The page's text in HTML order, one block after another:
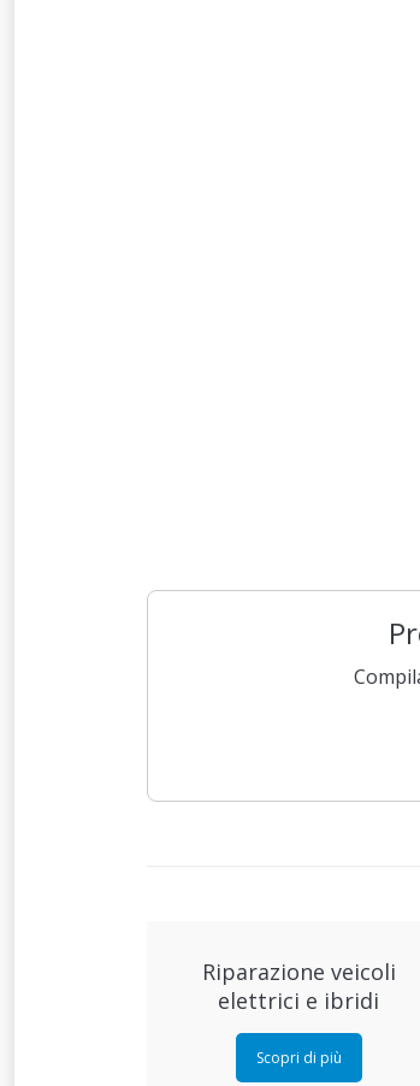
Riparazione veicoli
elettrici e ibridi
Scopri di più